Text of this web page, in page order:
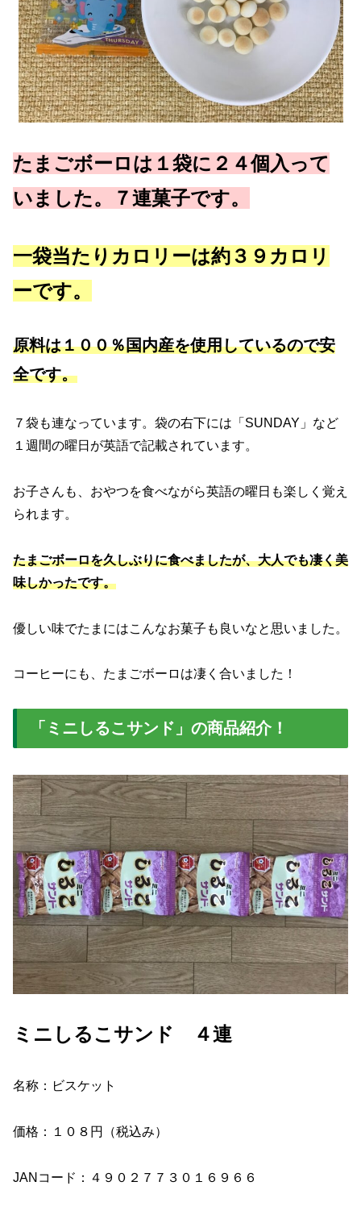
たまごボーロは１袋に２４個入って
いました。７連菓子です。
一袋当たりカロリーは約３９カロリ
ーです。
原料は１００％国内産を使用しているので安
全です。
７袋も連なっています。袋の右下には「SUNDAY」など
１週間の曜日が英語で記載されています。
お子さんも、おやつを食べながら英語の曜日も楽しく覚え
られます。
たまごボーロを久しぶりに食べましたが、大人でも凄く美
味しかったです。
優しい味でたまにはこんなお菓子も良いなと思いました。
コーヒーにも、たまごボーロは凄く合いました！
「ミニしるこサンド」の商品紹介！
ミニしるこサンド ４連
名称：ビスケット
価格：１０８円（税込み）
JANコード：４９０２７７３０１６９６６